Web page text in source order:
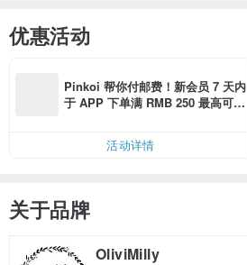
优惠活动
Pinkoi 帮你付邮费！新会员 7 天内
于 APP 下单满 RMB 250 最高可折
活动详情
关于品牌
OliviMilly